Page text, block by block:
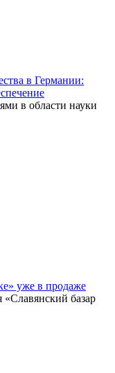
в Германии:
в области науки
уже в продаже
базар